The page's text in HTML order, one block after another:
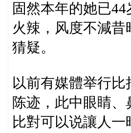
固然本年的她已
火辣，风度不減
猜疑。
以前有媒體举行
陈迹，此中眼睛
比對可以说讓人一